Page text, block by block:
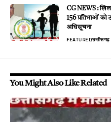
CG NEWS :
156 प्रतिभाओं को
अधिसूचना
FEATUREDछत्तीसगढ़
You Might Also Like Related